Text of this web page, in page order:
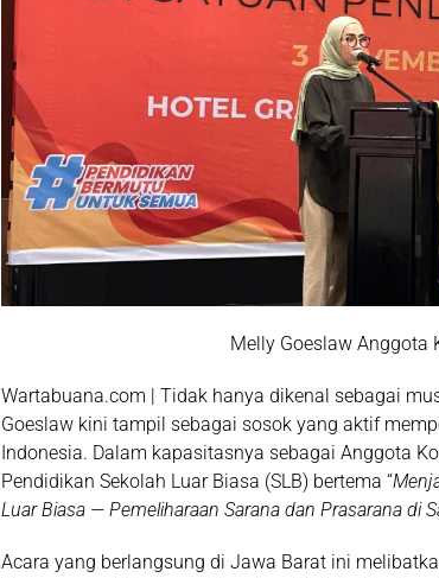
Melly Goeslaw Anggota
Wartabuana.com | Tidak hanya dikenal sebagai
Goeslaw kini tampil sebagai sosok yang aktif
Indonesia. Dalam kapasitasnya sebagai Anggota
Pendidikan Sekolah Luar Biasa (SLB) bertema “
Luar Biasa — Pemeliharaan Sarana dan Prasarana di
Acara yang berlangsung di Jawa Barat ini